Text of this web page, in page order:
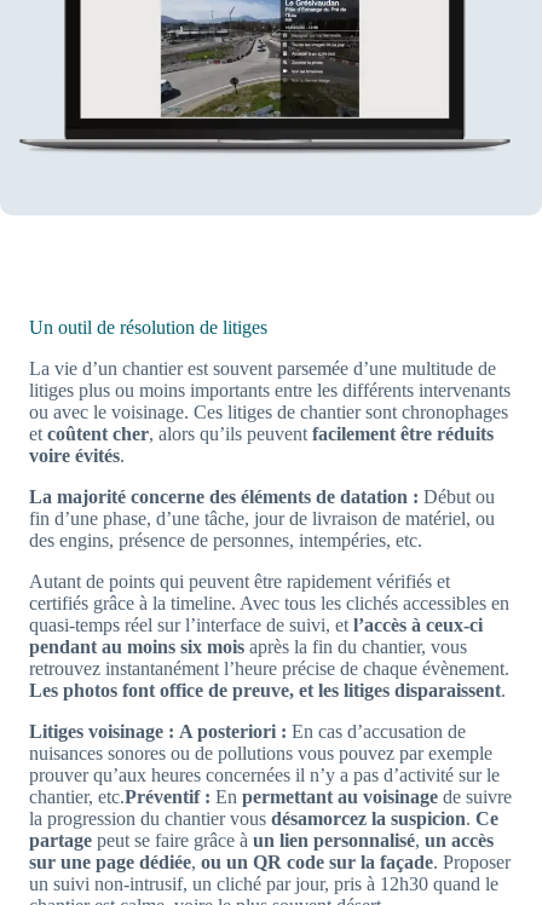
Un outil de résolution de litiges
La vie d’un chantier est souvent parsemée d’une multitude de
litiges plus ou moins importants entre les différents intervenants
ou avec le voisinage. Ces litiges de chantier sont chronophages
et coûtent cher, alors qu’ils peuvent facilement être réduits
voire évités.
La majorité concerne des éléments de datation : Début ou
fin d’une phase, d’une tâche, jour de livraison de matériel, ou
des engins, présence de personnes, intempéries, etc.
Autant de points qui peuvent être rapidement vérifiés et
certifiés grâce à la timeline. Avec tous les clichés accessibles en
quasi-temps réel sur l’interface de suivi, et l’accès à ceux-ci
pendant au moins six mois après la fin du chantier, vous
retrouvez instantanément l’heure précise de chaque évènement.
Les photos font office de preuve, et les litiges disparaissent.
Litiges voisinage : A posteriori : En cas d’accusation de
nuisances sonores ou de pollutions vous pouvez par exemple
prouver qu’aux heures concernées il n’y a pas d’activité sur le
chantier, etc.Préventif : En permettant au voisinage de suivre
la progression du chantier vous désamorcez la suspicion. Ce
partage peut se faire grâce à un lien personnalisé, un accès
sur une page dédiée, ou un QR code sur la façade. Proposer
un suivi non-intrusif, un cliché par jour, pris à 12h30 quand le